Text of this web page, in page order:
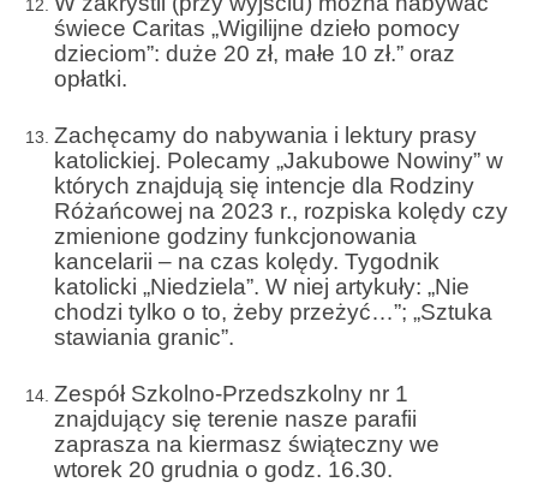
Zakończenie Oktawy Bożego Ciała
26.06.2025
Galerie 2024
Niedziela Palmowa 24.03.2024
Wigilia Paschalna 30.03.2024
Odpust 2024
Galerie 2023
Odpust 2023
Zakończenie oktawy 2023
świece Caritas „Wigilijne dzieło pomocy
dzieciom”: duże 20 zł, małe 10 zł.” oraz
opłatki.
Zachęcamy do nabywania i lektury prasy
katolickiej. Polecamy „Jakubowe Nowiny” w
których znajdują się intencje dla Rodziny
Różańcowej na 2023 r., rozpiska kolędy czy
zmienione godziny funkcjonowania
kancelarii – na czas kolędy. Tygodnik
katolicki „Niedziela”. W niej artykuły: „Nie
chodzi tylko o to, żeby przeżyć…”; „Sztuka
stawiania granic”.
Zespół Szkolno-Przedszkolny nr 1
znajdujący się terenie nasze parafii
zaprasza na kiermasz świąteczny we
wtorek 20 grudnia o godz. 16.30.